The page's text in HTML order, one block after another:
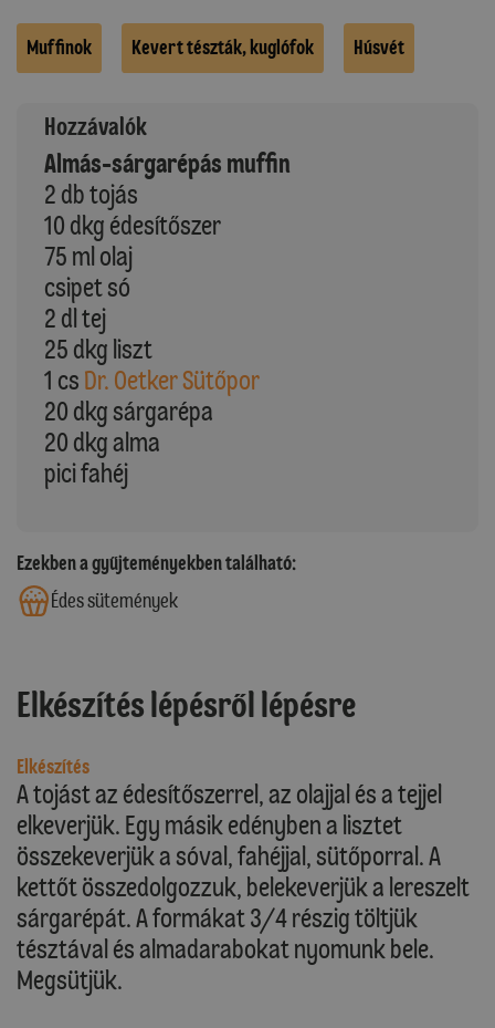
Muffinok Kevert tészták, kuglófok Húsvét
Hozzávalók
Almás-sárgarépás muffin
2 db tojás
10 dkg édesítőszer
75 ml olaj
csipet só
2 dl tej
25 dkg liszt
1 cs Dr. Oetker Sütőpor
20 dkg sárgarépa
20 dkg alma
pici fahéj
Ezekben a gyűjteményekben található:
Édes sütemények
Elkészítés lépésről lépésre
Elkészítés
A tojást az édesítőszerrel, az olajjal és a tejjel
elkeverjük. Egy másik edényben a lisztet
összekeverjük a sóval, fahéjjal, sütőporral. A
kettőt összedolgozzuk, belekeverjük a lereszelt
sárgarépát. A formákat 3/4 részig töltjük
tésztával és almadarabokat nyomunk bele.
Megsütjük.